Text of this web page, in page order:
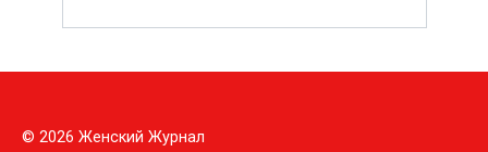
© 2026 Женский Журнал